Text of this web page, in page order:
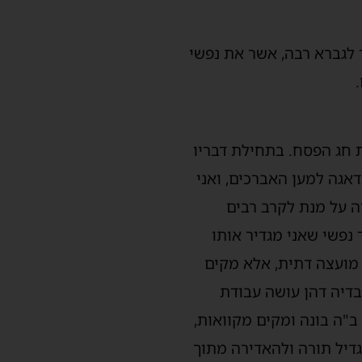
לגברא רבה, אשר את נפשי
חג הפסח. בתחילת דבריו
למען האברכים, ואני
על מנת לקרב רבים
שאני מגדיר אותו
דתית, אלא מקים
דהן עושה עבודת
בונה ומקים מקוואות,
תורה ולהאדירה מתוך